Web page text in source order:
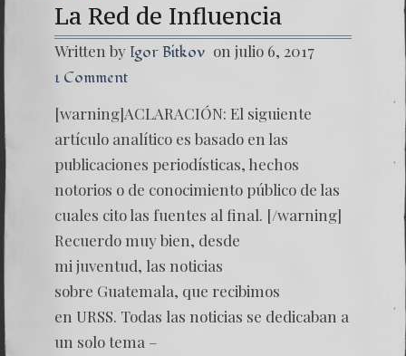
La Red de Influencia
Written by Igor Bitkov on julio 6, 2017
1 Comment
[warning]ACLARACIÓN: El siguiente
artículo analítico es basado en las
publicaciones periodísticas, hechos
notorios o de conocimiento público de las
cuales cito las fuentes al final. [/warning]
Recuerdo muy bien, desde
mi juventud, las noticias
sobre Guatemala, que recibimos
en URSS. Todas las noticias se dedicaban a
un solo tema –